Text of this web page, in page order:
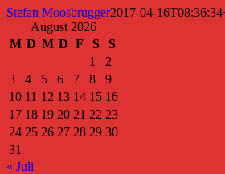
Stefan Moosbrugger2017-04-
August 2026
M D M D F S
S
1
2
3
4 5 6 7 8
9
10 11 12 13 14 15 16
17 18 19 20 21 22 23
24 25 26 27 28 29 30
31
« Juli